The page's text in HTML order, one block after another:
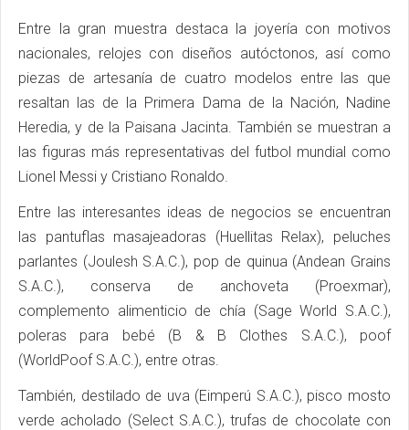
Entre la gran muestra destaca la joyería con motivos
nacionales, relojes con diseños autóctonos, así como
piezas de artesanía de cuatro modelos entre las que
resaltan las de la Primera Dama de la Nación, Nadine
Heredia, y de la Paisana Jacinta. También se muestran a
las figuras más representativas del futbol mundial como
Lionel Messi y Cristiano Ronaldo.
Entre las interesantes ideas de negocios se encuentran
las pantuflas masajeadoras (Huellitas Relax), peluches
parlantes (Joulesh S.A.C.), pop de quinua (Andean Grains
S.A.C.), conserva de anchoveta (Proexmar),
complemento alimenticio de chía (Sage World S.A.C.),
poleras para bebé (B & B Clothes S.A.C.), poof
(WorldPoof S.A.C.), entre otras.
También, destilado de uva (Eimperú S.A.C.), pisco mosto
verde acholado (Select S.A.C.), trufas de chocolate con